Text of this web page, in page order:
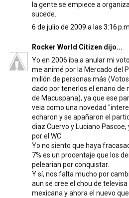
la gente se empiece a
sucede.
6 de julio de 2009 a las 3:16 p.m.
Rocker World Citizen dijo...
Yo en 2006 iba a anular mi
me animé por la Mercado del
millón de personas más
dado por tenerlos el enano de
de Macuspana), ya que ese
veia como una novedad
echaron y se apañaron el
diaz Cuervo y Luciano Pascoe,
por el WC.
Yo no siento que haya
7% es un procentaje que los
pelearian por conquistar.
Y sí, nos falta mucho por
aun se cree el chou de
mexicana y ahora el nuevo